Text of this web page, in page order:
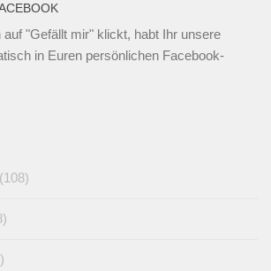
auf "Gefällt mir" klickt, habt Ihr unsere
in Euren persönlichen Facebook-
(108)